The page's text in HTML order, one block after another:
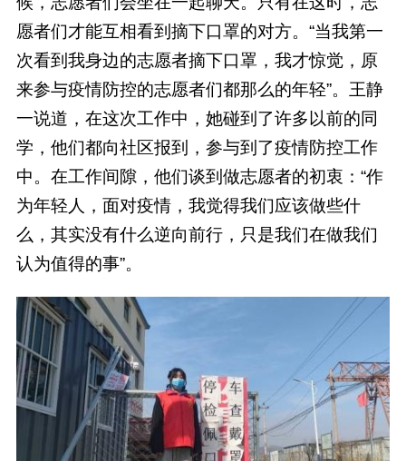
愿者们才能互相看到摘下口罩的对方。“当我第一
次看到我身边的志愿者摘下口罩，我才惊觉，原
来参与疫情防控的志愿者们都那么的年轻”。王静
一说道，在这次工作中，她碰到了许多以前的同
学，他们都向社区报到，参与到了疫情防控工作
中。在工作间隙，他们谈到做志愿者的初衷：“作
为年轻人，面对疫情，我觉得我们应该做些什
么，其实没有什么逆向前行，只是我们在做我们
认为值得的事”。